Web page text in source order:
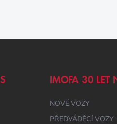
IMOFA 30 LET
NOVÉ VOZY
PŘEDVÁDĚCÍ VOZY